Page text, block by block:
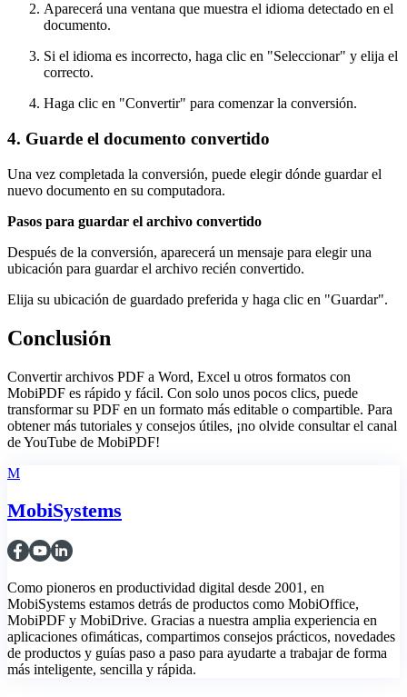
Aparecerá una ventana que muestra el idioma detectado en el
documento.
Si el idioma es incorrecto, haga clic en "Seleccionar" y elija el
correcto.
Haga clic en "Convertir" para comenzar la conversión.
4. Guarde el documento convertido
Una vez completada la conversión, puede elegir dónde guardar el
nuevo documento en su computadora.
Pasos para guardar el archivo convertido
Después de la conversión, aparecerá un mensaje para elegir una
ubicación para guardar el archivo recién convertido.
Elija su ubicación de guardado preferida y haga clic en "Guardar".
Conclusión
Convertir archivos PDF a Word, Excel u otros formatos con
MobiPDF es rápido y fácil. Con solo unos pocos clics, puede
transformar su PDF en un formato más editable o compartible. Para
obtener más tutoriales y consejos útiles, ¡no olvide consultar el canal
de YouTube de MobiPDF!
M
MobiSystems
Como pioneros en productividad digital desde 2001, en
MobiSystems estamos detrás de productos como MobiOffice,
MobiPDF y MobiDrive. Gracias a nuestra amplia experiencia en
aplicaciones ofimáticas, compartimos consejos prácticos, novedades
de productos y guías paso a paso para ayudarte a trabajar de forma
más inteligente, sencilla y rápida.